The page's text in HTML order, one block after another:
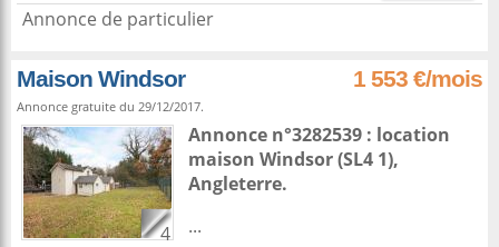
Annonce de particulier
Maison Windsor 1 553 €/mois
Annonce gratuite du 29/12/2017.
4
Annonce n°3282539 : location
maison Windsor(SL4 1),
Angleterre.
...